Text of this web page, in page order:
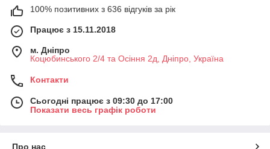
100% позитивних з 636 відгуків за рік
Працює з 15.11.2018
м. Дніпро
Коцюбинського 2/4 та Осіння 2д, Дніпро, Україна
Контакти
Сьогодні працює з 09:30 до 17:00
Показати весь графік роботи
Про нас